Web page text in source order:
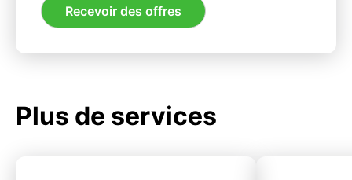
Recevoir des offres
Plus de services